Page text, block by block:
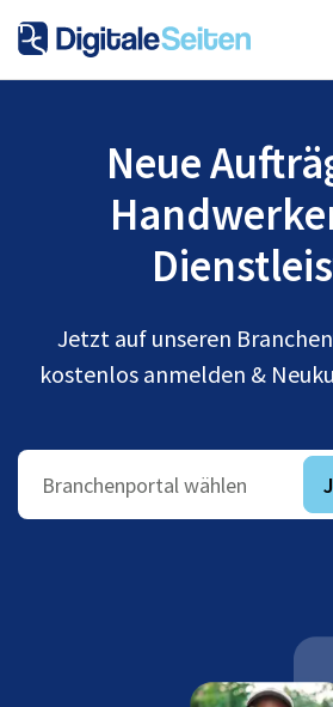
Neue
Jetzt auf unseren
kostenlos anmelden &
Branchenportal wählen